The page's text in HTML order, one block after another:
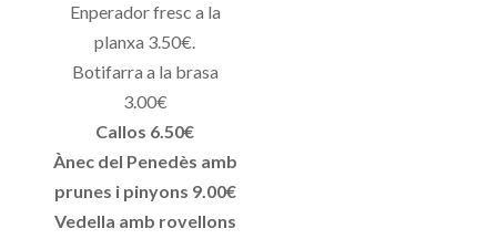
Enperador fresc a la
planxa 3.50€.
Botifarra a la brasa
3.00€
Callos 6.50€
Ànec del Penedès amb
prunes i pinyons 9.00€
Vedella amb rovellons